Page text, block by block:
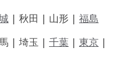
| 秋田 | 山形 | 福島
| 埼玉 | 千葉 | 東京 |